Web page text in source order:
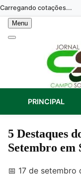
Skip
to
content
Carregando cotações...
Menu
PRINCIPAL
5 Destaques
Setembro em
📅 17 de setembro